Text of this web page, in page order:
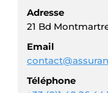
Adresse
21 Bd
Email
Téléphone